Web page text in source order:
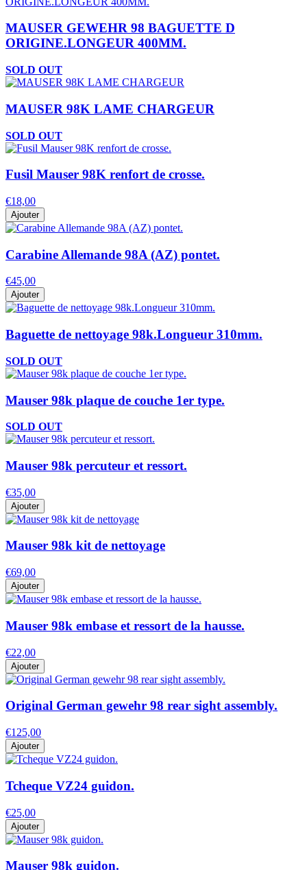
MAUSER GEWEHR 98 BAGUETTE D
ORIGINE.LONGEUR 400MM.
SOLD OUT
MAUSER 98K LAME CHARGEUR
SOLD OUT
Fusil Mauser 98K renfort de crosse.
€18,00
Ajouter
Carabine Allemande 98A (AZ) pontet.
€45,00
Ajouter
Baguette de nettoyage 98k.Longueur 310mm.
SOLD OUT
Mauser 98k plaque de couche 1er type.
SOLD OUT
Mauser 98k percuteur et ressort.
€35,00
Ajouter
Mauser 98k kit de nettoyage
€69,00
Ajouter
Mauser 98k embase et ressort de la hausse.
€22,00
Ajouter
Original German gewehr 98 rear sight assembly.
€125,00
Ajouter
Tcheque VZ24 guidon.
€25,00
Ajouter
Mauser 98k guidon.